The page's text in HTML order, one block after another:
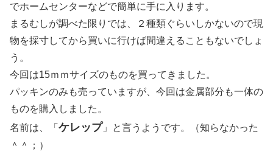
でホームセンターなどで簡単に手に入ります。
まるむしが調べた限りでは、２種類ぐらいしかないので現
物を採寸してから買いに行けば間違えることもないでしょ
う。
今回は15ｍｍサイズのものを買ってきました。
パッキンのみも売っていますが、今回は金属部分も一体の
ものを購入しました。
名前は、「 ケレップ 」と言うようです。（知らなかった
＾＾；）